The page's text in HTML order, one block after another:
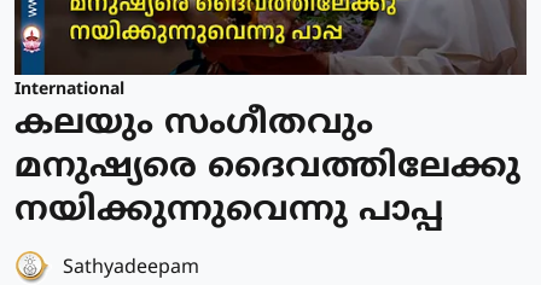
International
കലയും സംഗീതവും
മനുഷ്യരെ ദൈവത്തിലേക്കു
നയിക്കുന്നുവെന്നു പാപ്പ
Sathyadeepam